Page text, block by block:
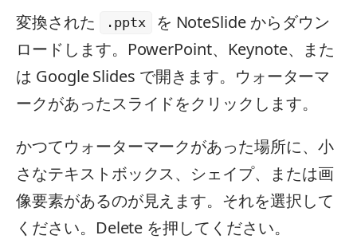
変換された
.pptx
を NoteSlide からダウン
ロードします。PowerPoint、Keynote、また
は Google Slides で開きます。ウォーターマ
ークがあったスライドをクリックします。
かつてウォーターマークがあった場所に、小
さなテキストボックス、シェイプ、または画
像要素があるのが見えます。それを選択して
ください。Delete を押してください。